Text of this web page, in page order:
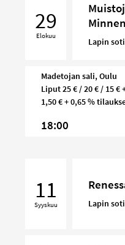
Minnen
29
Elokuu
Lapin
Madetojan sali, Oulu
Liput 25 € / 20 € / 15
1,50 € + 0,65 %
18:00
11
Syyskuu Lapin